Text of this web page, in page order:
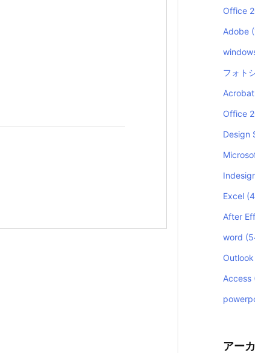
Office
Adobe
フォト
Acrobat
Office
Design
Excel
After
word
Outlook
Access
アー